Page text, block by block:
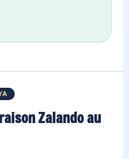
Zalando au